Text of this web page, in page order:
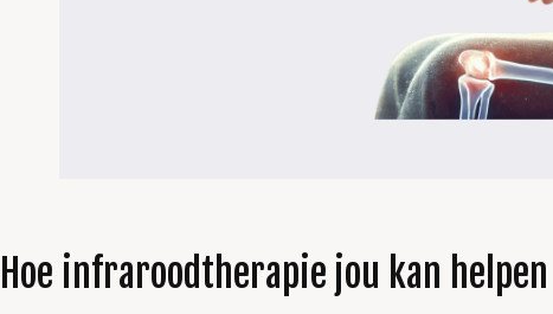
Hoe infraroodtherapie jou kan helpen